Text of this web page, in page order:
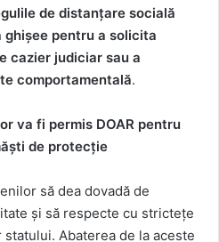
de distanțare socială
pentru a solicita
cazier judiciar sau a
comportamentală.
va fi permis DOAR pentru
de protecție
să dea dovadă de
și să respecte cu strictețe
Abaterea de la aceste